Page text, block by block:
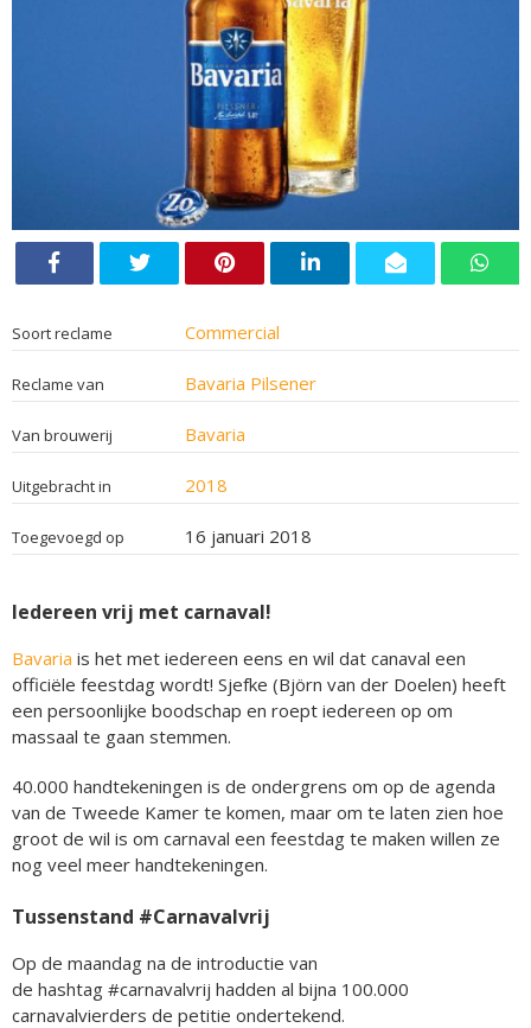
Soort reclame Commercial
Reclame van Bavaria Pilsener
Van brouwerij Bavaria
Uitgebracht in 2018
Toegevoegd op 16 januari 2018
Iedereen vrij met carnaval!
Bavaria is het met iedereen eens en wil dat canaval een
officiële feestdag wordt! Sjefke (Björn van der Doelen) heeft
een persoonlijke boodschap en roept iedereen op om
massaal te gaan stemmen.
40.000 handtekeningen is de ondergrens om op de agenda
van de Tweede Kamer te komen, maar om te laten zien hoe
groot de wil is om carnaval een feestdag te maken willen ze
nog veel meer handtekeningen.
Tussenstand #Carnavalvrij
Op de maandag na de introductie van
de hashtag #carnavalvrij hadden al bijna 100.000
carnavalvierders de petitie ondertekend.